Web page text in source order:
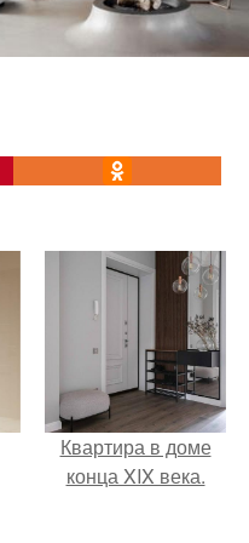
Квартира в доме
конца XIX века.